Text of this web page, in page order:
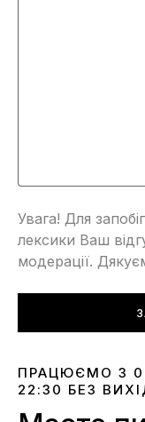
Увага! Для
лексики Ваш
модерації.
ПРАЦЮЄМО З
22:30 БЕЗ